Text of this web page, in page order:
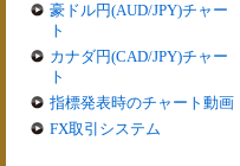
豪ドル円(AUD/JPY)チャー
ト
カナダ円(CAD/JPY)チャー
ト
指標発表時のチャート動画
FX取引システム